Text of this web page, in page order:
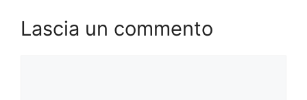
Lascia un commento